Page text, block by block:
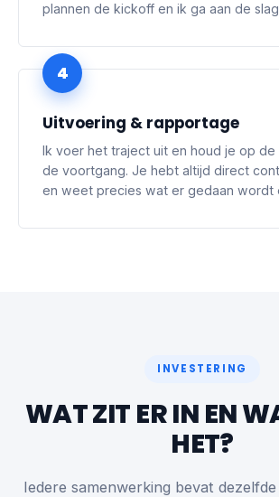
plannen de kickoff en ik ga aan de
4
Uitvoering & rapportage
Ik voer het traject uit en houd je op de
de voortgang. Je hebt altijd direct
en weet precies wat er gedaan wordt
INVESTERING
WAT ZIT ER IN EN
HET?
Iedere samenwerking bevat